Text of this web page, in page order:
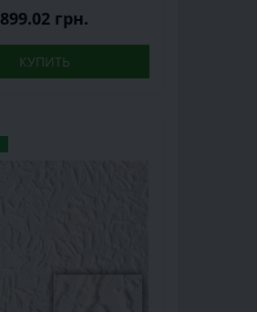
899.02 грн.
КУПИТЬ